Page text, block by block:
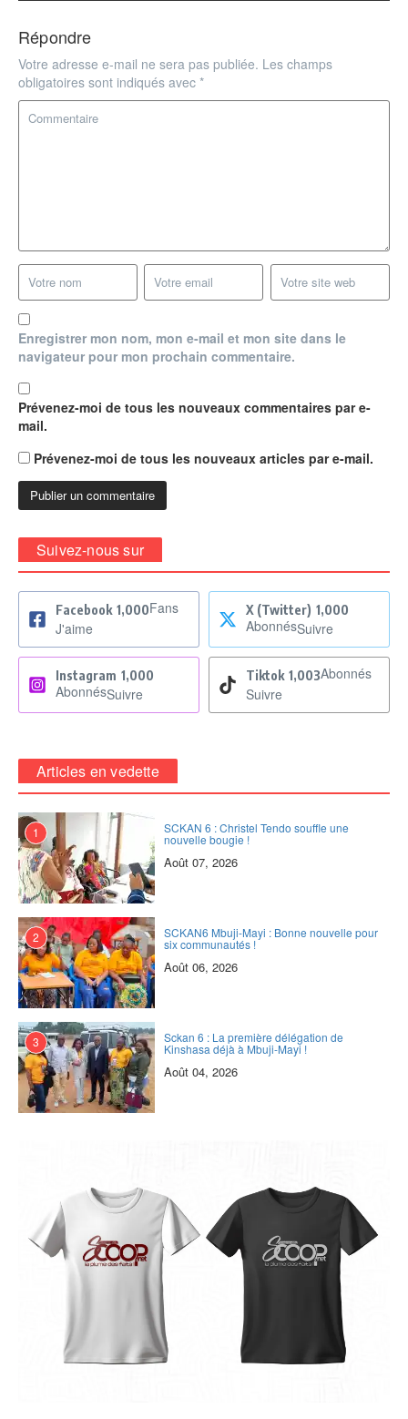
Répondre
Votre adresse e-mail ne sera pas publiée. Les champs
obligatoires sont indiqués avec *
Enregistrer mon nom, mon e-mail et mon site dans le
navigateur pour mon prochain commentaire.
Prévenez-moi de tous les nouveaux commentaires par e-
mail.
Prévenez-moi de tous les nouveaux articles par e-mail.
Suivez-nous sur
Facebook 1,000Fans
J'aime
X (Twitter) 1,000
AbonnésSuivre
Instagram 1,000
AbonnésSuivre
Tiktok 1,003Abonnés
Suivre
Articles en vedette
1 SCKAN 6 : Christel Tendo souffle une
nouvelle bougie !
Août 07, 2026
2 SCKAN6 Mbuji-Mayi : Bonne nouvelle pour
six communautés !
Août 06, 2026
3 Sckan 6 : ‎La première délégation de
Kinshasa déjà à Mbuji-Mayi !
Août 04, 2026